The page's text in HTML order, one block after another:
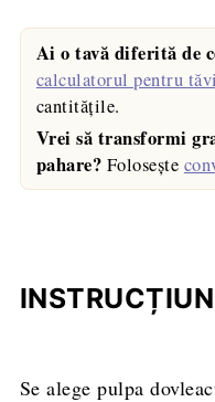
Ai o tavă diferită de
calculatorul pentru tăvi
cantitățile.
Vrei să transformi
pahare? Folosește
Se alege pulpa